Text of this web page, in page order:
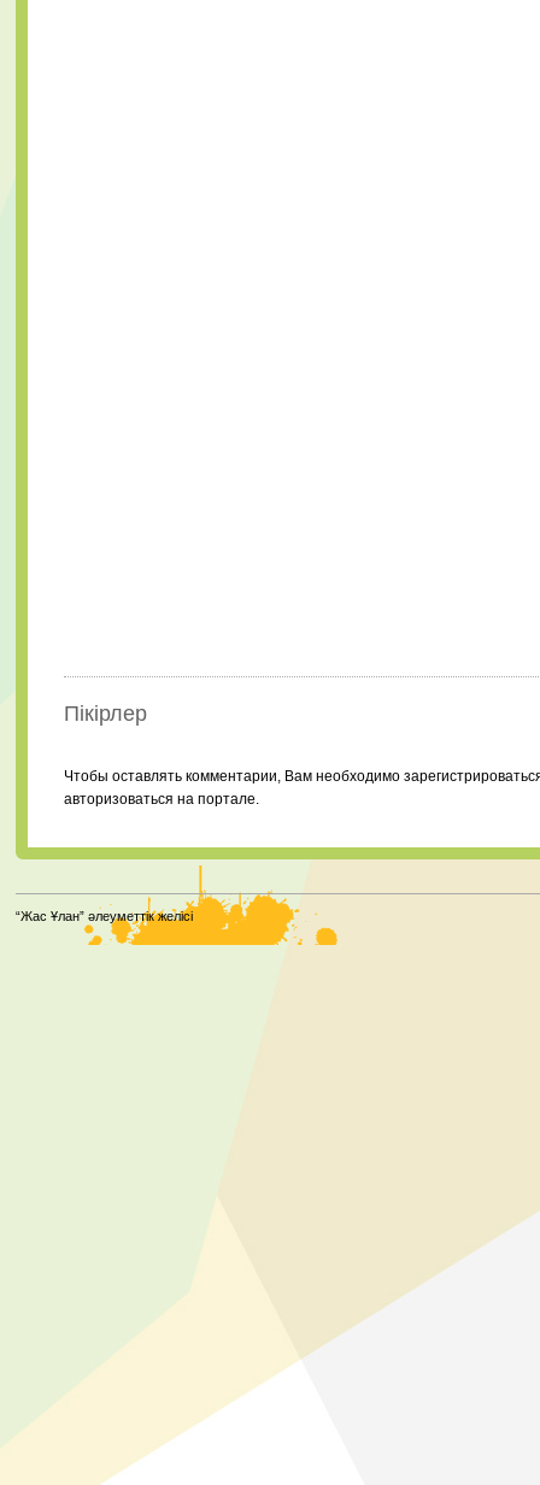
Пікірлер
Чтобы оставлять комментарии, Вам необходимо
авторизоваться на портале.
“Жас Ұлан” әлеуметтік желісі